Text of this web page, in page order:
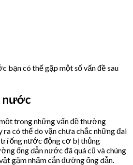
bạn có thể gặp một số vấn đề sau
nước
trong những vấn đề thường
có thể do vặn chưa chắc những đai
ống nước động cơ bị thủng
ống dẫn nước đã quá cũ và chúng
gặm nhấm cắn đường ống dẫn.